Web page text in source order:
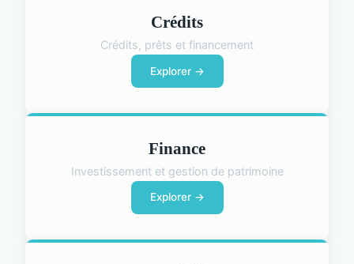
Crédits
Crédits, prêts et financement
Explorer →
Finance
Investissement et gestion de patrimoine
Explorer →